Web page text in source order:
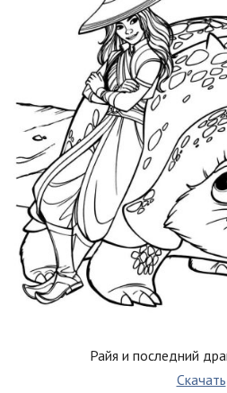
Райя и последний
Скачать